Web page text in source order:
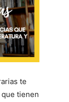
te
tienen